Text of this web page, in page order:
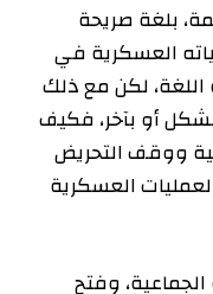
بلغة صريحة
العسكرية في
لكن مع ذلك
أو بآخر، فكيف
ووقف التحريض
العسكرية
وفتح